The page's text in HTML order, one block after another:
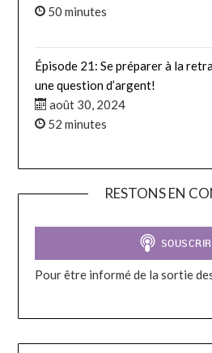
50 minutes
Épisode 21: Se préparer à la
une question d’argent!
août 30, 2024
52 minutes
RESTONS EN
Pour être informé de la sortie